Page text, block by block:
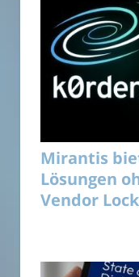
Mirantis
Lösungen
Vendor